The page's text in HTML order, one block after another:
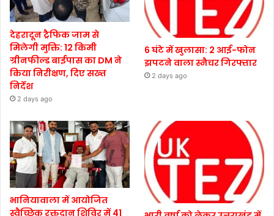
देहरादून ट्रैफिक जाम से
मिलेगी मुक्ति: 12 किमी
ग्रीनफील्ड बाईपास का DM ने
किया निरीक्षण, दिए सख्त
निर्देश
2 days ago
6 घंटे में खुलासा: 2 आई-फोन
झपटने वाला स्नैचर गिरफ्तार
2 days ago
भानियावाला में आयोजित
स्वैच्छिक रक्तदान शिविर में 41